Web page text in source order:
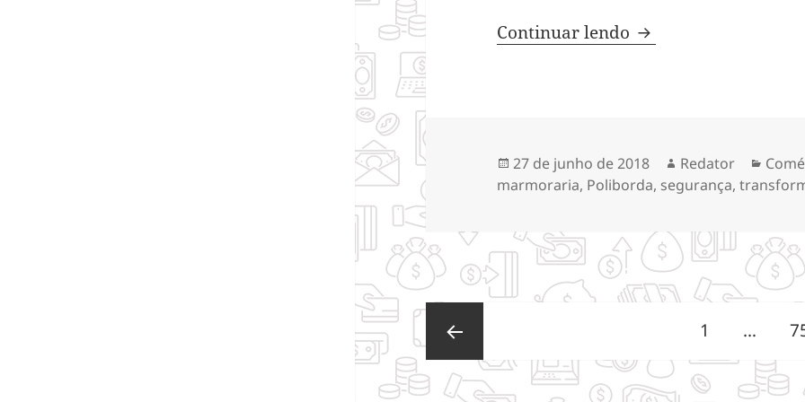
Continuar lendo Confira alguns
Publicado
em
27 de junho de 2018 Autor
Redator
marmoraria, Poliborda, segurança,
Navegação
por
posts
Página
Página
1 …